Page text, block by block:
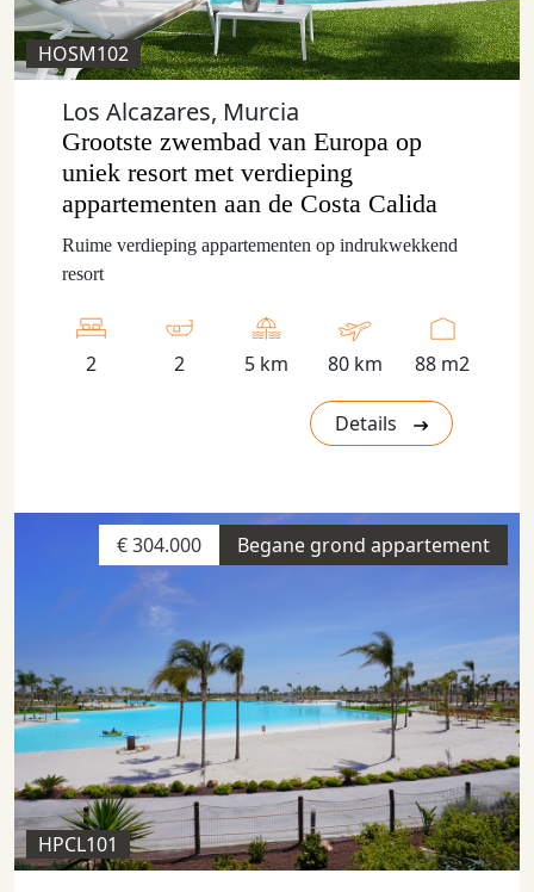
HOSM102
Los Alcazares, Murcia
Grootste zwembad van Europa op
uniek resort met verdieping
appartementen aan de Costa Calida
Ruime verdieping appartementen op indrukwekkend
resort
2 2 5 km 80 km 88 m2
Details
Begane grond appartement
€ 304.000
HPCL101